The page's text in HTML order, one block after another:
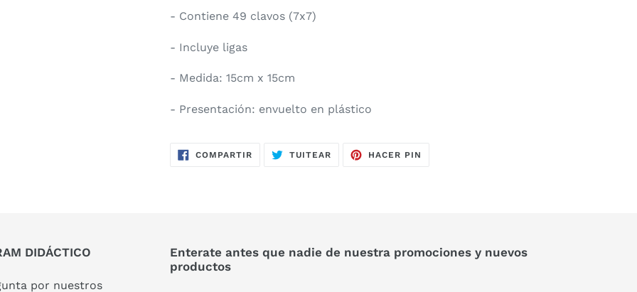
- Contiene 49 clavos (7x7)
- Incluye ligas
- Medida: 15cm x 15cm
- Presentación: envuelto en plástico
COMPARTIRCOMPARTIR
EN
TUITEAR TUITEARHACER PIN
DIDÁCTICO
por nuestros
Enterate antes que nadie de nuestra promociones y nuevos
productos